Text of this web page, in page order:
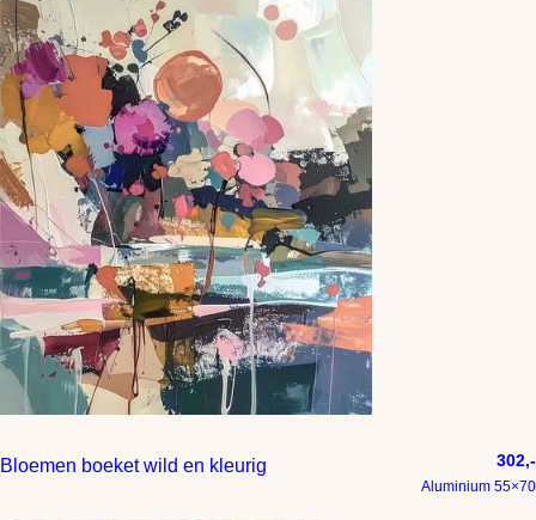
Bloemen boeket wild en kleurig 302,-
Aluminium 55×70